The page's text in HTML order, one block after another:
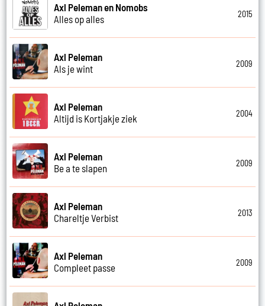
Axl Peleman en Nomobs
Alles op alles
2015
Axl Peleman
Als je wint
2009
Axl Peleman
Altijd is Kortjakje ziek
2004
Axl Peleman
Be a te slapen
2009
Axl Peleman
Chareltje Verbist
2013
Axl Peleman
Compleet passe
2009